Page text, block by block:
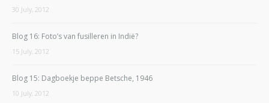
30 July, 2012
Blog 16: Foto’s van fusilleren in Indië?
15 July, 2012
Blog 15: Dagboekje beppe Betsche, 1946
10 July, 2012